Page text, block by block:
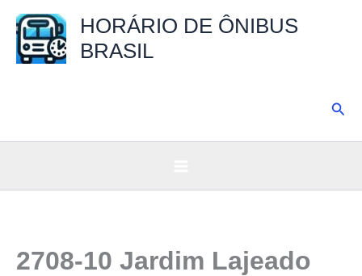
para
HORÁRIO DE ÔNIBUS
BRASIL
2708-10 Jardim Lajeado